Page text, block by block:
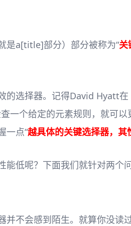
是a[title]部分）部分被称为“关
的选择器。记得David Hyatt在
一个给定的元素规则，就可
一点“越具体的关键选择器，其
低呢？下面我们就针对两个
不会感到陌生。就算你没读